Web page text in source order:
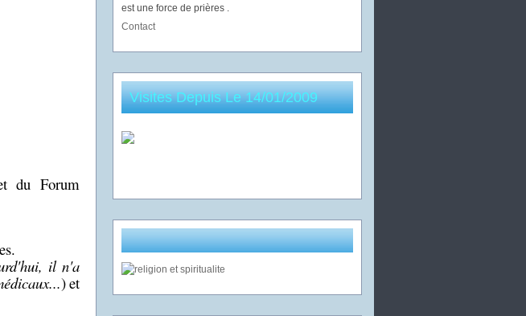
du Forum
il n'a
)et
est une force de prières .
Contact
Visites Depuis Le 14/01/2009